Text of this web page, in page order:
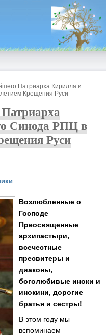
Патриарха Кирилла и
Крещения Руси
Синода РПЦ в
Руси
Возлюбленные о
Господе
Преосвященные
архипас­тыри,
всечестные
пресвитеры и
диаконы,
боголюбивые иноки и
инокини, дорогие
братья и сестры!
В этом году мы
вспоминаем